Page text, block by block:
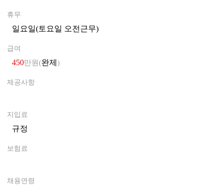
휴무
일요일(토요일 오전근무)0
급여
450만원(완제 )
제공사항
지입료
규정
보험료
채용연령